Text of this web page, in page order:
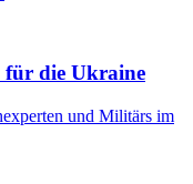
für die Ukraine